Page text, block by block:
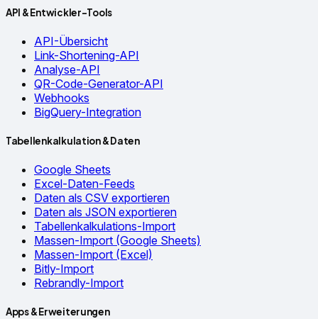
API & Entwickler-Tools
API-Übersicht
Link-Shortening-API
Analyse-API
QR-Code-Generator-API
Webhooks
BigQuery-Integration
Tabellenkalkulation & Daten
Google Sheets
Excel-Daten-Feeds
Daten als CSV exportieren
Daten als JSON exportieren
Tabellenkalkulations-Import
Massen-Import (Google Sheets)
Massen-Import (Excel)
Bitly-Import
Rebrandly-Import
Apps & Erweiterungen